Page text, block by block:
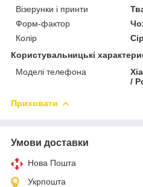
Візерунки і принти
Форм-фактор
Колір
Користувальницькі
Моделі телефона
/
Приховати
Умови доставки
Нова Пошта
Укрпошта